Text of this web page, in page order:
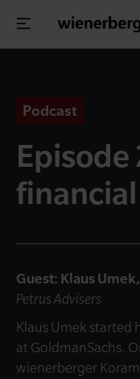
Podcast
Episode
Guest: Klaus Umek,
Petrus Advisers
Klaus Umek started
at GoldmanSachs.
wienerberger